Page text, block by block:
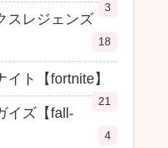
3
スレジェンズ
18
ト【fortnite】
21
イズ【fall-
4